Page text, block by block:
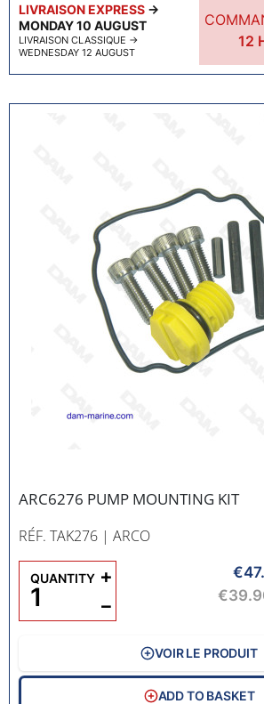
LIVRAISON EXPRESS →
MONDAY 10 AUGUST
LIVRAISON CLASSIQUE →
WEDNESDAY 12 AUGUST
12
ARC6276 PUMP MOUNTING KIT
RÉF. TAK276 | ARCO
QUANTITY
−
+
VOIR LE PRODUIT
ADD TO BASKET